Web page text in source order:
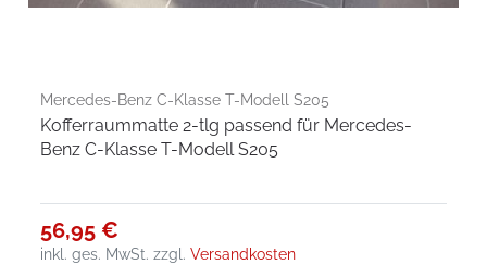
Mercedes-Benz C-Klasse T-Modell S205
Kofferraummatte 2-tlg passend für Mercedes-
Benz C-Klasse T-Modell S205
56,95 €
inkl. ges. MwSt. zzgl.Versandkosten